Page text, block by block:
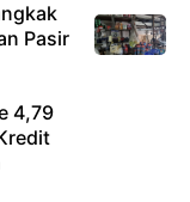
Pasir
4,79